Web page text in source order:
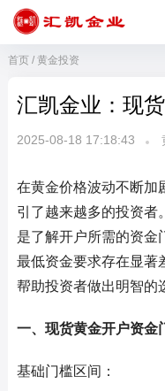
首页/ 黄金投资
汇凯金业：现
2025-08-18 17:18:43
在黄金价格波动不断加
引了越来越多的投资者
是了解开户所需的资金
最低资金要求存在显著
帮助投资者做出明智的
一、现货黄金开户资金
基础门槛区间：